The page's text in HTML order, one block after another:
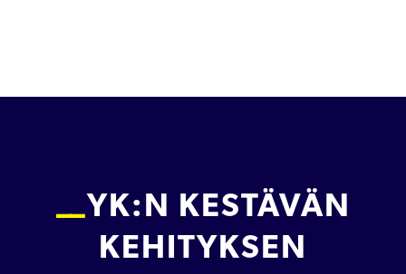
YK:N KESTÄVÄN
KEHITYKSEN